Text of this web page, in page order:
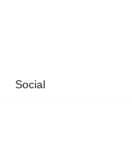
Social